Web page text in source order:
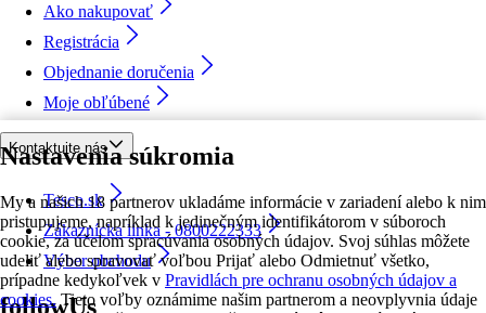
Nastavenia súkromia
My a našich 18 partnerov ukladáme informácie v zariadení alebo k nim
pristupujeme, napríklad k jedinečným identifikátorom v súboroch
cookie, za účelom spracúvania osobných údajov. Svoj súhlas môžete
udeliť alebo spravovať voľbou Prijať alebo Odmietnuť všetko,
prípadne kedykoľvek v Pravidlách pre ochranu osobných údajov a
cookies. Tieto voľby oznámime našim partnerom a neovplyvnia údaje
Ako nakupovať
Registrácia
Objednanie doručenia
Moje obľúbené
Kontaktujte nás
Tesco.sk
Zákaznícka linka - 0800222333
Výber obchodu
followUs